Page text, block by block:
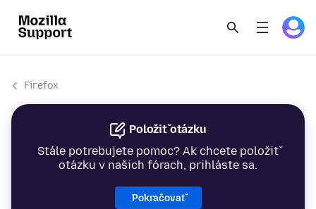
Firefox
Položiť otázku
Stále potrebujete pomoc? Ak chcete položiť
otázku v našich fórach, prihláste sa.
Pokračovať